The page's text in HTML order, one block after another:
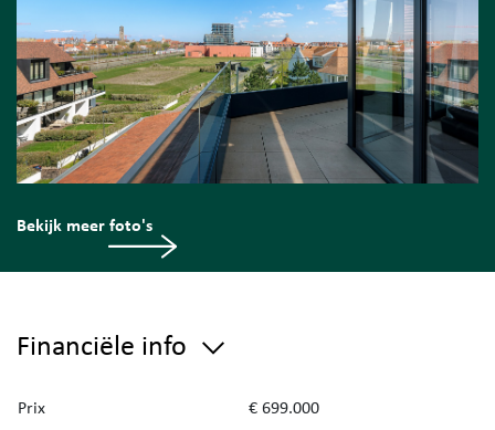
Bekijk meer foto's
Financiële info
Prix € 699.000